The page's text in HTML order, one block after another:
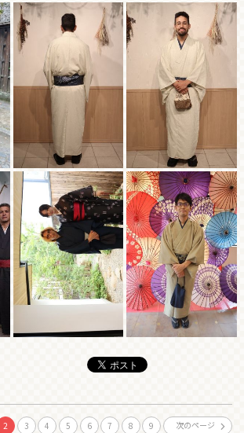
2 3 4 5 6 7 8 9 次のページ